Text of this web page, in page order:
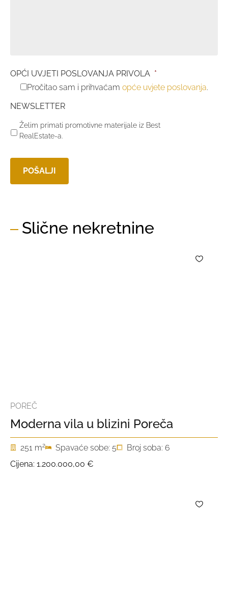
OPĆI UVJETI POSLOVANJA PRIVOLA *
Pročitao sam i prihvaćam opće uvjete poslovanja.
NEWSLETTER
Želim primati promotivne materijale iz Best
RealEstate-a.
Slične nekretnine
POREČ
Moderna vila u blizini Poreča
251 m2 Spavaće sobe: 5
Broj soba: 6
Cijena: 1.200.000,00 €